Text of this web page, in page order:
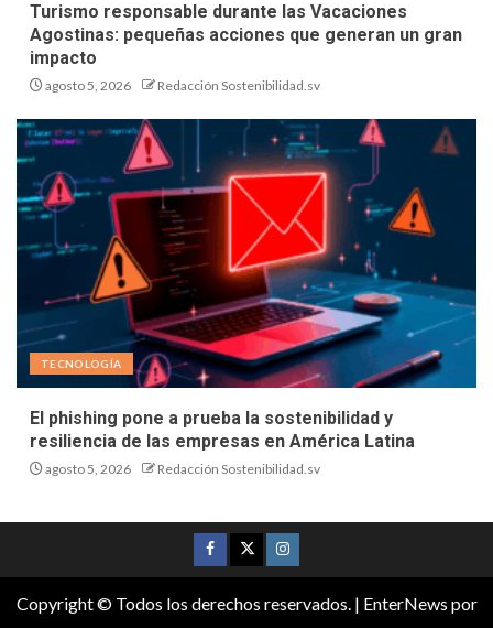
Turismo responsable durante las Vacaciones
Agostinas: pequeñas acciones que generan un gran
impacto
agosto 5, 2026 Redacción Sostenibilidad.sv
TECNOLOGÍA
El phishing pone a prueba la sostenibilidad y
resiliencia de las empresas en América Latina
agosto 5, 2026 Redacción Sostenibilidad.sv
Copyright © Todos los derechos reservados. | EnterNews por